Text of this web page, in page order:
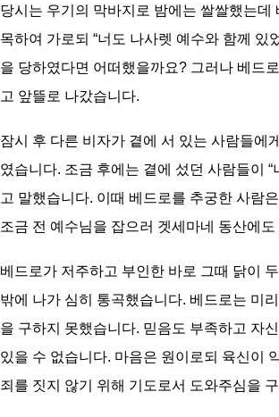
당시는 우기의 막바지로 밤에는 쌀쌀했는
목하여 가로되 “너도 나사렛 예수와 함께
을 당하였다면 어떠했을까요? 그러나 베드
고 앞뜰로 나갔습니다.
잠시 후 다른 비자가 곁에 서 있는 사람들에
였습니다. 조금 후에는 곁에 섰던 사람들이
고 말했습니다. 이때 베드로를 추궁한 사람
조금 전 예수님을 잡으러 겟세마네 동산에
베드로가 저주하고 부인한 바로 그때 닭이
밖에 나가 심히 통곡했습니다. 베드로는 미
을 구하지 못했습니다. 믿음도 부족하고 자
있을 수 없습니다. 마음은 원이로되 육신이
죄를 짓지 않기 위해 기도로서 도와주심을